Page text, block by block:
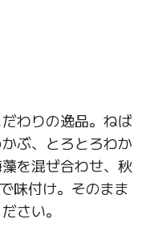
わりの逸品。ねば
ぶ、とろとろわか
を混ぜ合わせ、秋
味付け。そのまま
さい。